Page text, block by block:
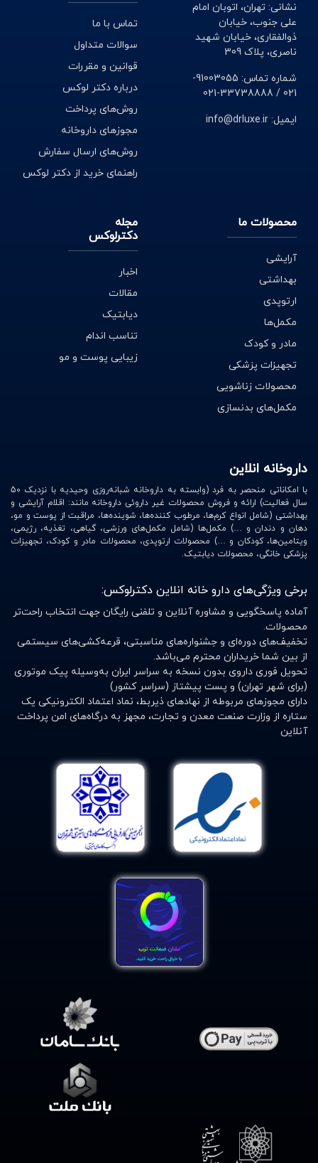
نشانی: تهران، اتوبان امام
علی جنوب، خیابان
ذوالفقاری، خیابان شهید
ناصری، پلاک 309
شماره تماس: 91003055-
021 / 33738888-021
ایمیل: info@drluxe.ir
تماس با ما
سوالات متداول
قوانین و مقررات
درباره دکتر لوکس
روش‌های پرداخت
مجوزهای داروخانه
روش‌های ارسال سفارش
راهنمای خرید از دکتر لوکس
محصولات ما
آرایشی
بهداشتی
ارتوپدی
مکمل‌ها
مادر و کودک
تجهیزات پزشکی
محصولات زناشویی
مکمل‌های بدنسازی
مجله
دکترلوکس
اخبار
مقالات
دیابتیک
تناسب اندام
زیبایی پوست و مو
داروخانه انلاین
با امکاناتی منحصر به فرد (وابسته به داروخانه شبانه‌روزی وحیدیه با نزدیک 50
سال فعالیت) ارائه و فروش محصولات غیر داروئی داروخانه مانند: اقلام آرایشی و
بهداشتی (شامل انواع کرم‌ها، مرطوب کننده‌ها، شوینده‌ها، مراقبت از پوست و مو،
دهان و دندان و …) مکمل‌ها (شامل مکمل‌های ورزشی، گیاهی، تغذیه، رژیمی،
ویتامین‌ها، کودکان و …) محصولات ارتوپدی، محصولات مادر و کودک، تجهیزات
پزشکی خانگی، محصولات دیابتیک.
برخی ویژگی‌های دارو خانه انلاین دکترلوکس:
آماده پاسخگویی و مشاوره آنلاین و تلفنی رایگان جهت انتخاب راحت‌تر
محصولات.
تخفیف‌های دوره‌ای و جشنواره‌های مناسبتی، قرعه‌کشی‌های سیستمی
از بین شما خریداران محترم می‌باشد.
تحویل فوری داروی بدون نسخه به سراسر ایران به‌وسیله پیک موتوری
(برای شهر تهران) و پست پیشتاز (سراسر کشور)
دارای مجوزهای مربوطه از نهادهای ذیربط، نماد اعتماد الکترونیکی یک
ستاره از وزارت صنعت معدن و تجارت، مجهز به درگاه‌های امن پرداخت
آنلاین